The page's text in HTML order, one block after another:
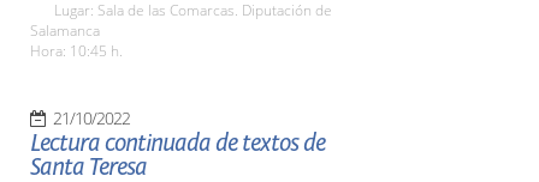
Lugar: Sala de las Comarcas. Diputación de
Salamanca
Hora: 10:45 h.
21/10/2022
Lectura continuada de textos de
Santa Teresa